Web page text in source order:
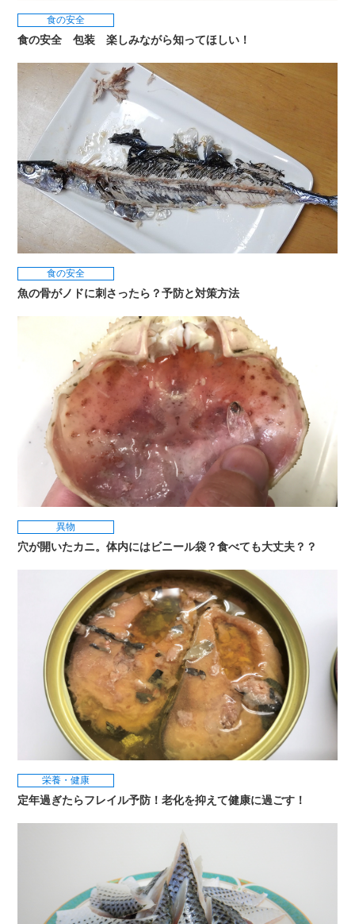
食の安全
食の安全 包装 楽しみながら知ってほしい！
食の安全
魚の骨がノドに刺さったら？予防と対策方法
異物
穴が開いたカニ。体内にはビニール袋？食べても大丈夫？？
栄養・健康
定年過ぎたらフレイル予防！老化を抑えて健康に過ごす！